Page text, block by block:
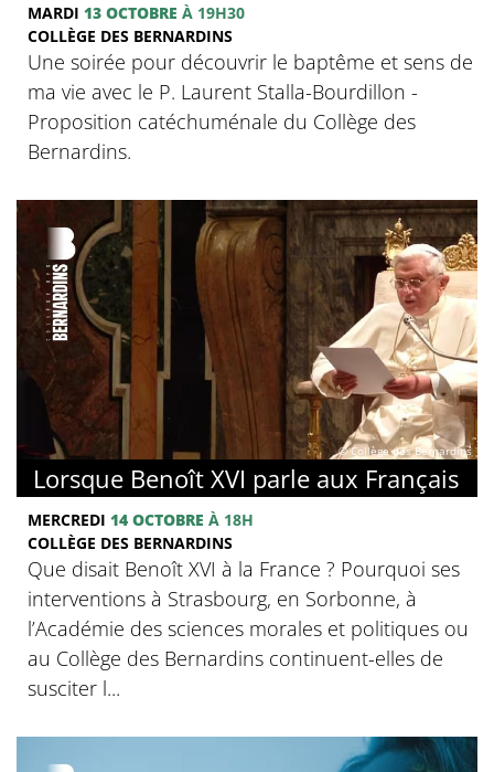
MARDI 13 OCTOBRE À 19H30
COLLÈGE DES BERNARDINS
Une soirée pour découvrir le baptême et sens de
ma vie avec le P. Laurent Stalla-Bourdillon -
Proposition catéchuménale du Collège des
Bernardins.
© Collège des Bernardins
Lorsque Benoît XVI parle aux Français
MERCREDI 14 OCTOBRE À 18H
COLLÈGE DES BERNARDINS
Que disait Benoît XVI à la France ? Pourquoi ses
interventions à Strasbourg, en Sorbonne, à
l’Académie des sciences morales et politiques ou
au Collège des Bernardins continuent-elles de
susciter l...